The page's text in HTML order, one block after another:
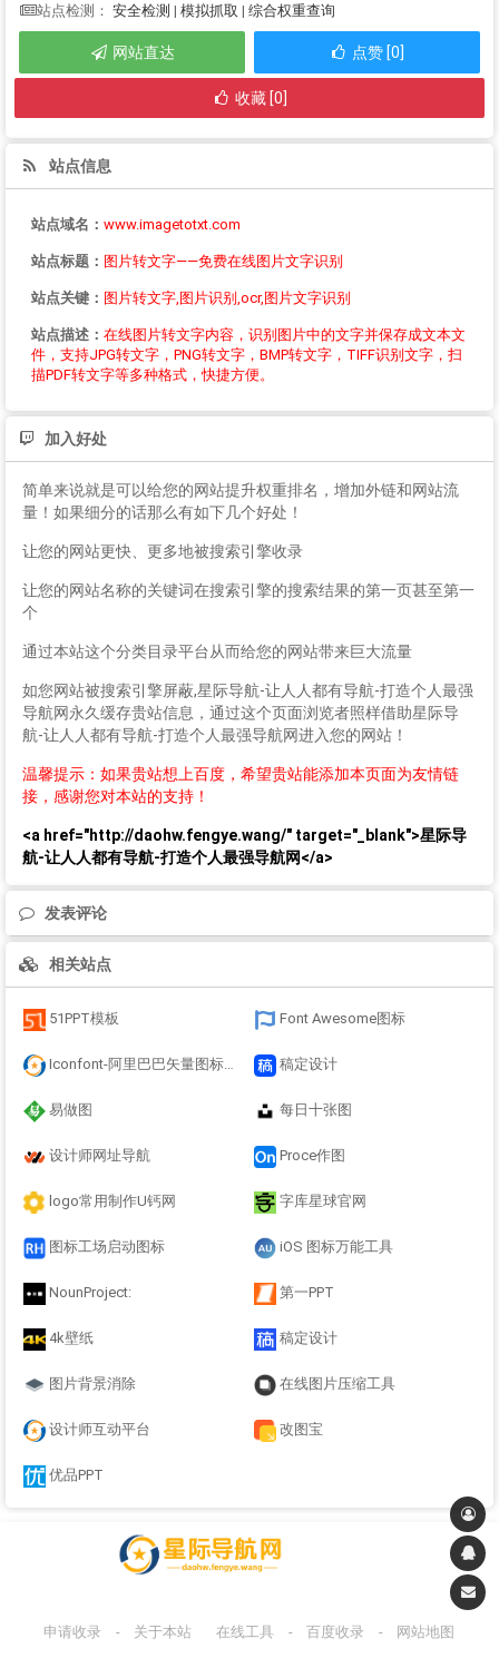
站点检测： 安全检测 | 模拟抓取 | 综合权重查询
网站直达 点赞 [0]
收藏 [0]
站点信息
站点域名： www.imagetotxt.com
站点标题： 图片转文字——免费在线图片文字识别
站点关键： 图片转文字,图片识别,ocr,图片文字识别
站点描述： 在线图片转文字内容，识别图片中的文字并保存成文本文
件，支持JPG转文字，PNG转文字，BMP转文字，TIFF识别文字，扫
描PDF转文字等多种格式，快捷方便。
加入好处
简单来说就是可以给您的网站提升权重排名，增加外链和网站流
量！如果细分的话那么有如下几个好处！
让您的网站更快、更多地被搜索引擎收录
让您的网站名称的关键词在搜索引擎的搜索结果的第一页甚至第一
个
通过本站这个分类目录平台从而给您的网站带来巨大流量
如您网站被搜索引擎屏蔽,星际导航-让人人都有导航-打造个人最强
导航网永久缓存贵站信息，通过这个页面浏览者照样借助星际导
航-让人人都有导航-打造个人最强导航网进入您的网站！
温馨提示：如果贵站想上百度，希望贵站能添加本页面为友情链
接，感谢您对本站的支持！
<a href="http://daohw.fengye.wang/" target="_blank">星际导
航-让人人都有导航-打造个人最强导航网</a>
发表评论
相关站点
51PPT模板 Font Awesome图标
Iconfont-阿里巴巴矢量图标库 稿定设计
易做图 每日十张图
设计师网址导航 Proce作图
logo常用制作U钙网 字库星球官网
图标工场启动图标 iOS 图标万能工具
NounProject: 第一PPT
4k壁纸 稿定设计
图片背景消除 在线图片压缩工具
设计师互动平台 改图宝
优品PPT
申请收录 - 关于本站 在线工具 - 百度收录 - 网站地图